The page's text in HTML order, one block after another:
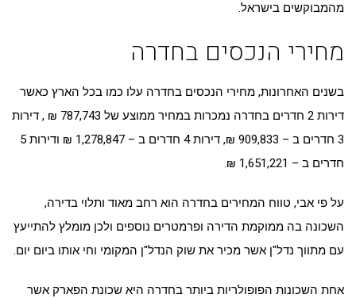
מהמבוקשים בישראל.
מחירי הנכסים בחדרה
בשנים האחרונות, מחירי הנכסים בחדרה עלו כמו בכל הארץ כאשר
דירות 2 חדרים בחדרה נמכרות במחיר ממוצע של 787,743 ₪ , דירות
3 חדרים ב – 909,833 ₪, דירות 4 חדרים ב – 1,278,847 ₪ ודירות 5
חדרים ב – 1,651,221 ₪.
על פי אבי, טווח המחירים בחדרה הוא רחב מאוד ותלוי בדירה,
השכונה בה ממוקמת הדירה ופרמטרים נוספים ולכן מומלץ להתייעץ
עם מתווך נדל"ן אשר מכיר את שוק הנדל"ן המקומי וחי אותו ביום יום.
אחת השכונות הפופולריות ביותר בחדרה היא שכונת הפארק אשר